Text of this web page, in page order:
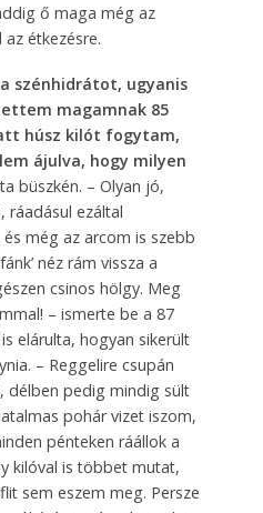
ő maga még az
étkezésre.
szénhidrátot, ugyanis
magamnak 85
húsz kilót fogytam,
ájulva, hogy milyen
büszkén. – Olyan jó,
ráadásul ezáltal
még az arcom is szebb
néz rám vissza a
csinos hölgy. Meg
– ismerte be a 87
elárulta, hogyan sikerült
– Reggelire csupán
délben pedig mindig sült
pohár vizet iszom,
pénteken ráállok a
kilóval is többet mutat,
sem eszem meg. Persze